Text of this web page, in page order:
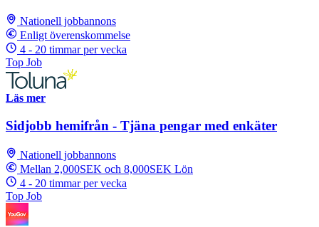
Nationell jobbannons
Enligt överenskommelse
4 - 20 timmar per vecka
Top Job
Läs mer
Sidjobb hemifrån - Tjäna pengar med enkäter
Nationell jobbannons
Mellan 2,000SEK och 8,000SEK Lön
4 - 20 timmar per vecka
Top Job